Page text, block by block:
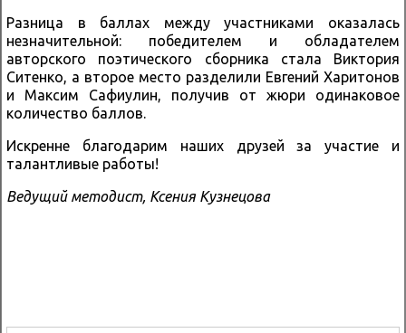
Разница в баллах между участниками оказалась
незначительной: победителем и обладателем
авторского поэтического сборника стала Виктория
Ситенко, а второе место разделили Евгений Харитонов
и Максим Сафиулин, получив от жюри одинаковое
количество баллов.
Искренне благодарим наших друзей за участие и
талантливые работы!
Ведущий методист, Ксения Кузнецова